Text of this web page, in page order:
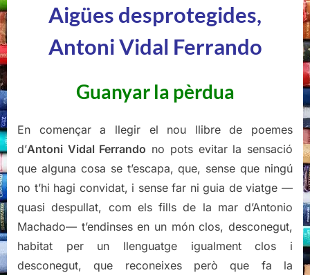
Aigües desprotegides,
Antoni Vidal Ferrando
Guanyar la pèrdua
En començar a llegir el nou llibre de poemes
d’Antoni Vidal Ferrando no pots evitar la sensació
que alguna cosa se t’escapa, que, sense que ningú
no t’hi hagi convidat, i sense far ni guia de viatge —
quasi despullat, com els fills de la mar d’Antonio
Machado— t’endinses en un món clos, desconegut,
habitat per un llenguatge igualment clos i
desconegut, que reconeixes però que fa la